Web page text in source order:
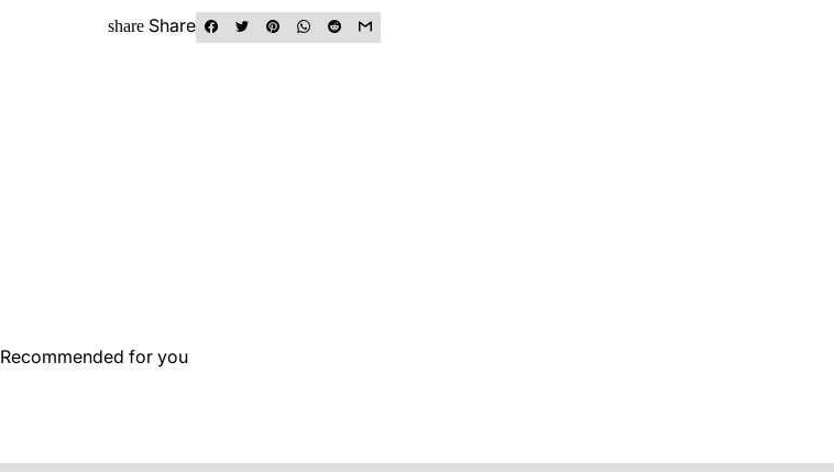
share Share
Recommended for you